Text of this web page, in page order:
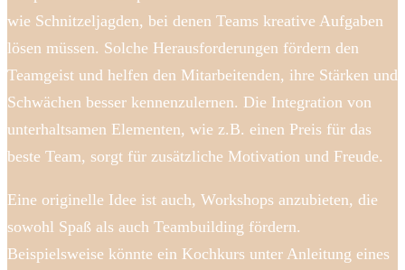
wie Schnitzeljagden, bei denen Teams kreative Aufgaben
lösen müssen. Solche Herausforderungen fördern den
Teamgeist und helfen den Mitarbeitenden, ihre Stärken und
Schwächen besser kennenzulernen. Die Integration von
unterhaltsamen Elementen, wie z.B. einen Preis für das
beste Team, sorgt für zusätzliche Motivation und Freude.
Eine originelle Idee ist auch, Workshops anzubieten, die
sowohl Spaß als auch Teambuilding fördern.
Beispielsweise könnte ein Kochkurs unter Anleitung eines